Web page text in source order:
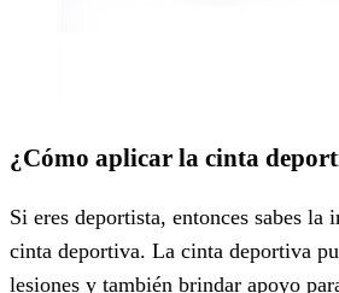
¿Cómo aplicar la cinta
Si eres deportista, entonces sabes
cinta deportiva. La cinta deportiva
lesiones y también brindar apoyo